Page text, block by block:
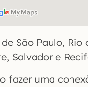
de São Paulo, Rio
Salvador e
fazer uma